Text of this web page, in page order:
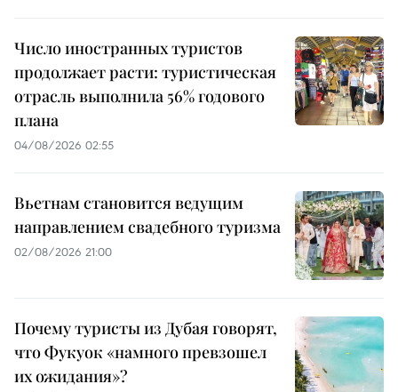
Число иностранных туристов
продолжает расти: туристическая
отрасль выполнила 56% годового
плана
04/08/2026 02:55
Вьетнам становится ведущим
направлением свадебного туризма
02/08/2026 21:00
Почему туристы из Дубая говорят,
что Фукуок «намного превзошел
их ожидания»?